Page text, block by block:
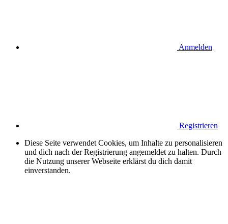
Anmelden
Registrieren
Diese Seite verwendet Cookies, um Inhalte zu personalisieren
und dich nach der Registrierung angemeldet zu halten. Durch
die Nutzung unserer Webseite erklärst du dich damit
einverstanden.